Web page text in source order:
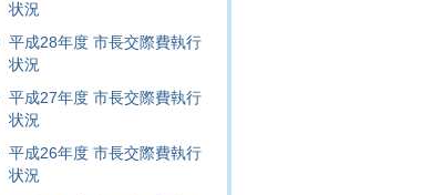
状況
平成28年度 市長交際費執行
状況
平成27年度 市長交際費執行
状況
平成26年度 市長交際費執行
状況